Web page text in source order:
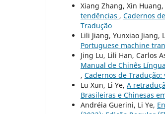
Xiang Zhang, Xin Huang,
tendências , Cadernos
Tradução
Lili Jiang, Yunxiao Jiang,
Portuguese machine
Jing Lu, Lili Han, Carlos
Manual de Chinês
, Cadernos de Tradução:
Lu Xun, Li Ye, A
Brasileiras e Chinesas
Andréia Guerini, Li Ye,